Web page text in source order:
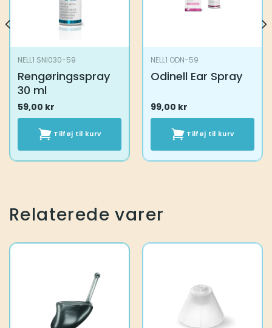
NELL1 SNI030-59
Rengøringsspray
30 ml
59,00 kr
Tilføj til kurv
NELL1 ODN-59
Odinell Ear Spray
99,00 kr
Tilføj til kurv
Relaterede varer